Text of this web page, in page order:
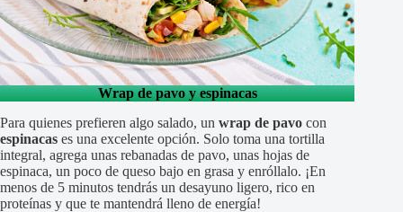
Wrap de pavo y espinacas
Para quienes prefieren algo salado, un wrap de pavo con
espinacas es una excelente opción. Solo toma una tortilla
integral, agrega unas rebanadas de pavo, unas hojas de
espinaca, un poco de queso bajo en grasa y enróllalo. ¡En
menos de 5 minutos tendrás un desayuno ligero, rico en
proteínas y que te mantendrá lleno de energía!